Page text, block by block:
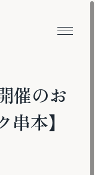
メニ
催のお
本】